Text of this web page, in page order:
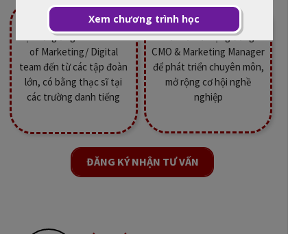
ĐĂNG KÝ NHẬN TƯ VẤN
Kết nối với cộng đồng
CMO & Marketing Manager
để phát triển chuyên môn,
mở rộng cơ hội nghề
nghiệp
Học với giảng viên là Head
of Marketing/ Digital
team đến từ các tập đoàn
lớn, có bằng thạc sĩ tại
các trường danh tiếng
Xem chương trình học